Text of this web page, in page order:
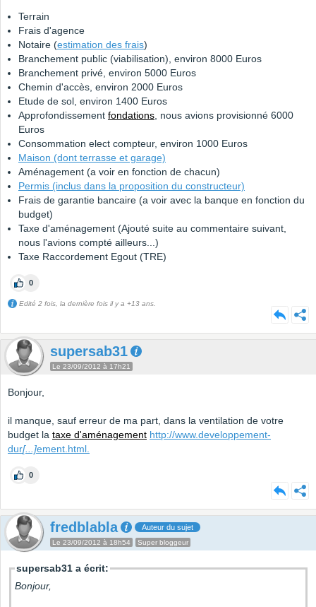
Terrain
Frais d'agence
Notaire (estimation des frais)
Branchement public (viabilisation), environ 8000 Euros
Branchement privé, environ 5000 Euros
Chemin d'accès, environ 2000 Euros
Etude de sol, environ 1400 Euros
Approfondissement fondations, nous avions provisionné 6000
Euros
Consommation elect compteur, environ 1000 Euros
Maison (dont terrasse et garage)
Aménagement (a voir en fonction de chacun)
Permis (inclus dans la proposition du constructeur)
Frais de garantie bancaire (a voir avec la banque en fonction du
budget)
Taxe d'aménagement (Ajouté suite au commentaire suivant,
nous l'avions compté ailleurs...)
Taxe Raccordement Egout (TRE)
0
Edité 2 fois, la dernière fois il y a +13 ans.
supersab31
Le 23/09/2012 à 17h21
Bonjour,
il manque, sauf erreur de ma part, dans la ventilation de votre
budget la taxe d'aménagement http://www.developpement-
dur[...]ement.html.
0
fredblabla Auteur du sujet
Le 23/09/2012 à 18h54 Super bloggeur
supersab31 a écrit:
Bonjour,